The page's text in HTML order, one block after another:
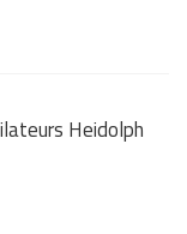
Heidolph